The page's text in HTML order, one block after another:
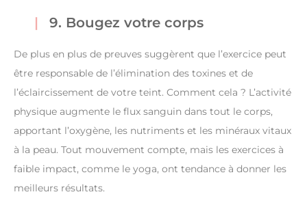
9. Bougez votre corps
De plus en plus de preuves suggèrent que l’exercice peut
être responsable de l’élimination des toxines et de
l’éclaircissement de votre teint. Comment cela ? L’activité
physique augmente le flux sanguin dans tout le corps,
apportant l’oxygène, les nutriments et les minéraux vitaux
à la peau. Tout mouvement compte, mais les exercices à
faible impact, comme le yoga, ont tendance à donner les
meilleurs résultats.